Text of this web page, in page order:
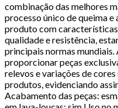
combinação das melhores
processo único de queima
produto com
qualidade e resistência,
principais normas mundiais.
proporcionar peças
relevos e variações de
produtos, evidenciando
Acabamento das peças: